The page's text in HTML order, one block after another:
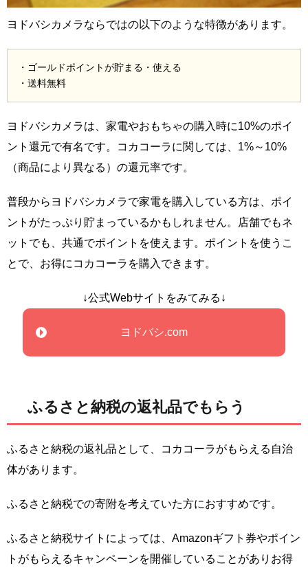
ヨドバシカメラならではの以下のような特徴があります。
・ゴールドポイントが貯まる・使える
・送料無料
ヨドバシカメラは、家電やおもちゃの購入時に10%のポイ
ント還元で有名です。コカコーラに関しては、1%～10%
（商品により異なる）の還元率です。
普段からヨドバシカメラで家電を購入している方は、ポイ
ントがたっぷり貯まっているかもしれません。店舗でもネ
ットでも、共通でポイントを使えます。ポイントを使うこ
とで、お得にコカコーラを購入できます。
↓公式Webサイトをみてみる↓
ヨドバシ.com
ふるさと納税の返礼品でもらう
ふるさと納税の返礼品として、コカコーラがもらえる自治
体があります。
ふるさと納税での寄附を考えていた方におすすめです。
ふるさと納税サイトによっては、Amazonギフト券やポイン
トがもらえるキャンペーンを開催していることがありお得